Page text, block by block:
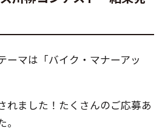
ーマは「バイク・マナーアッ
れました！たくさんのご応募あ